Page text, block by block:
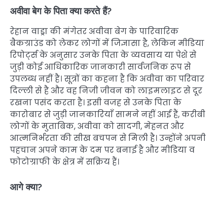
अवीवा बेग के पिता क्या करते हैं?
रेहान वाड्रा की मंगेतर अवीवा बेग के पारिवारिक
बैकग्राउंड को लेकर लोगों में जिज्ञासा है, लेकिन मीडिया
रिपोर्ट्स के अनुसार उनके पिता के व्यवसाय या पेशे से
जुड़ी कोई आधिकारिक जानकारी सार्वजनिक रूप से
उपलब्ध नहीं है। सूत्रों का कहना है कि अवीवा का परिवार
दिल्ली से है और वह निजी जीवन को लाइमलाइट से दूर
रखना पसंद करता है। इसी वजह से उनके पिता के
कारोबार से जुड़ी जानकारियाँ सामने नहीं आई हैं, करीबी
लोगों के मुताबिक, अवीवा को सादगी, मेहनत और
आत्मनिर्भरता की सीख बचपन से मिली है। उन्होंने अपनी
पहचान अपने काम के दम पर बनाई है और मीडिया व
फोटोग्राफी के क्षेत्र में सक्रिय हैं।
आगे क्या?